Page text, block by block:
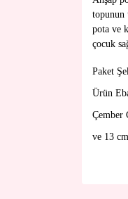
topunun
pota ve
çocuk
Paket
Ürün
Çember
ve 13